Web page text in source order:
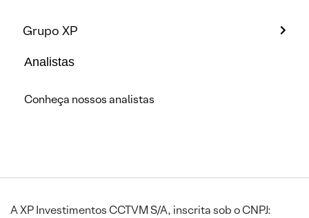
Grupo XP
Analistas
Conheça nossos analistas
A XP Investimentos CCTVM S/A, inscrita sob o CNPJ: